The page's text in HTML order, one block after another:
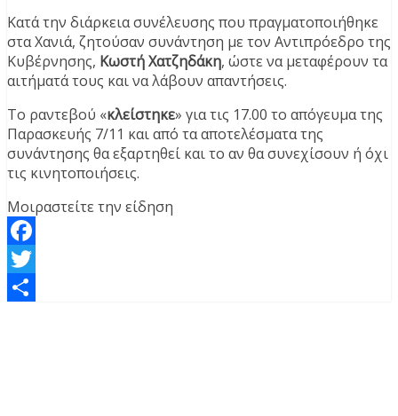
Κατά την διάρκεια συνέλευσης που πραγματοποιήθηκε
στα Χανιά, ζητούσαν συνάντηση με τον Αντιπρόεδρο της
Κυβέρνησης, Κωστή Χατζηδάκη, ώστε να μεταφέρουν τα
αιτήματά τους και να λάβουν απαντήσεις.
Το ραντεβού «κλείστηκε» για τις 17.00 το απόγευμα της
Παρασκευής 7/11 και από τα αποτελέσματα της
συνάντησης θα εξαρτηθεί και το αν θα συνεχίσουν ή όχι
τις κινητοποιήσεις.
Μοιραστείτε την είδηση
Facebook
Twitter